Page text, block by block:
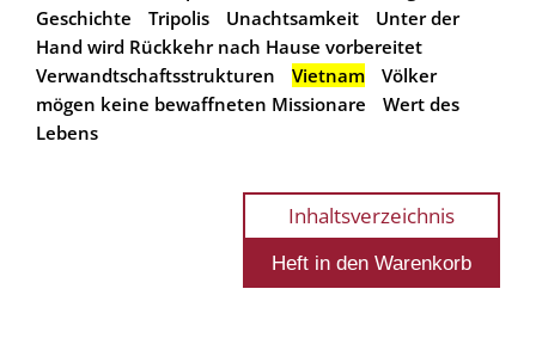
Geschichte
Tripolis Unachtsamkeit
Unter der
Hand wird Rückkehr nach Hause vorbereitet
Verwandtschaftsstrukturen
Vietnam
Völker
mögen keine bewaffneten Missionare
Wert des
Lebens
Inhaltsverzeichnis